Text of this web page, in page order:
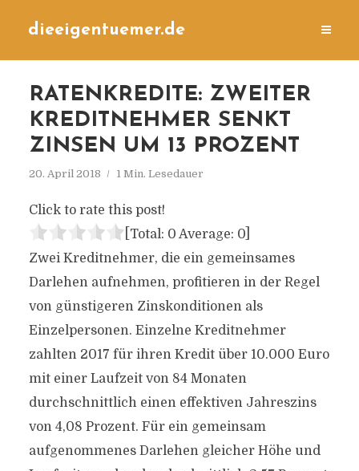
dieeigentuemer.de
RATENKREDITE: ZWEITER
KREDITNEHMER SENKT
ZINSEN UM 13 PROZENT
20. April 2018 1 Min. Lesedauer
Click to rate this post!
[Total: 0 Average: 0]
Zwei Kreditnehmer, die ein gemeinsames
Darlehen aufnehmen, profitieren in der Regel
von günstigeren Zinskonditionen als
Einzelpersonen. Einzelne Kreditnehmer
zahlten 2017 für ihren Kredit über 10.000 Euro
mit einer Laufzeit von 84 Monaten
durchschnittlich einen effektiven Jahreszins
von 4,08 Prozent. Für ein gemeinsam
aufgenommenes Darlehen gleicher Höhe und